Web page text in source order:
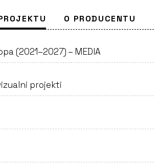
O PRODUCENTU
(2021–2027) – MEDIA
projekti